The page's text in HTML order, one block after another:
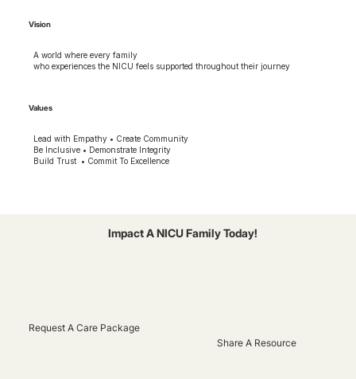
Vision
A world where every family
who experiences the NICU feels supported throughout their journey
Values
Lead with Empathy • Create Community
Be Inclusive • Demonstrate Integrity
Build Trust • Commit To Excellence
Impact A NICU Family Today!
Request A Care Package
Share A Resource